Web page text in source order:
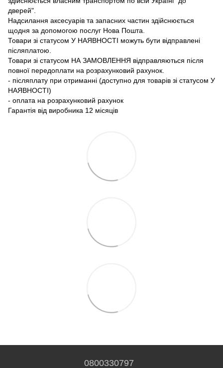
дверей".
Надсилання аксесуарів та запасних частин здійснюється
щодня за допомогою послуг Нова Пошта.
Товари зі статусом У НАЯВНОСТІ можуть бути відправлені
післяплатою.
Товари зі статусом НА ЗАМОВЛЕННЯ відправляються після
повної передоплати на розрахунковий рахунок.
- післяплату при отриманні (доступно для товарів зі статусом У
НАЯВНОСТІ)
- оплата на розрахунковий рахунок
Гарантія від виробника 12 місяців
0800330797